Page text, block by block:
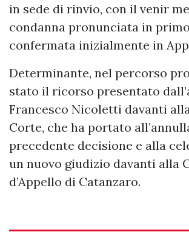
in sede di rinvio, con il venir
condanna pronunciata in
confermata inizialmente in
Determinante, nel percorso
stato il ricorso presentato
Francesco Nicoletti davanti
Corte, che ha portato
precedente decisione e alla
un nuovo giudizio davanti alla
d’Appello di Catanzaro.